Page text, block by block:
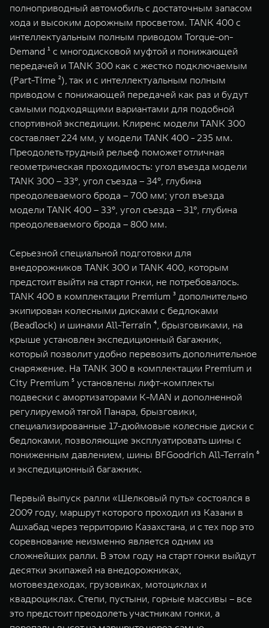
полноприводный автомобиль с достаточным запасом
хода и высоким дорожным просветом. TANK 400 с
интеллектуальным полным приводом Torque-on-
Demand ¹ с многодисковой муфтой и понижающей
передачей и TANK 300 как с жестко подключаемым
(Part-Time ²), так и с интеллектуальным полным
приводом c понижающей передачей как раз и будут
самыми подходящими вариантами для подобной
спортивной экспедиции. Клиренс модели TANK 300
составляет 224 мм, у модели TANK 400 - 235 мм.
Преодолеть трудный рельеф поможет отличная
геометрическая проходимость: угол въезда модели
TANK 300 – 33°, угол съезда – 34°, глубина
преодолеваемого брода – 700 мм; угол въезда
модели TANK 400 – 33°, угол съезда – 31°, глубина
преодолеваемого брода – 800 мм.
Серьезной специальной подготовки для
внедорожников TANK 300 и TANK 400, которым
предстоит выйти на старт гонки, не потребовалось.
TANK 400 в комплектации Premium ³ дополнительно
экипирован колесными дисками с бедлоками
(Beadlock) и шинами All-Terrain ⁴, брызговиками, на
крыше установлен экспедиционный багажник,
который позволит удобно перевозить дополнительное
снаряжение. На TANK 300 в комплектации Premium и
City Premium ⁵ установлены лифт-комплекты
подвески с амортизаторами K-MAN и дополненной
регулируемой тягой Панара, брызговики,
специализированные 17-дюймовые колесные диски с
бедлоками, позволяющие эксплуатировать шины с
пониженным давлением, шины BFGoodrich All-Terrain ⁶
и экспедиционный багажник.
Первый выпуск ралли «Шелковый путь» состоялся в
2009 году, маршрут которого проходил из Казани в
Ашхабад через территорию Казахстана, и с тех пор это
соревнование неизменно является одним из
сложнейших ралли. В этом году на старт гонки выйдут
десятки экипажей на внедорожниках,
мотовездеходах, грузовиках, мотоциклах и
квадроциклах. Степи, пустыни, горные массивы – все
это предстоит преодолеть участникам гонки, а